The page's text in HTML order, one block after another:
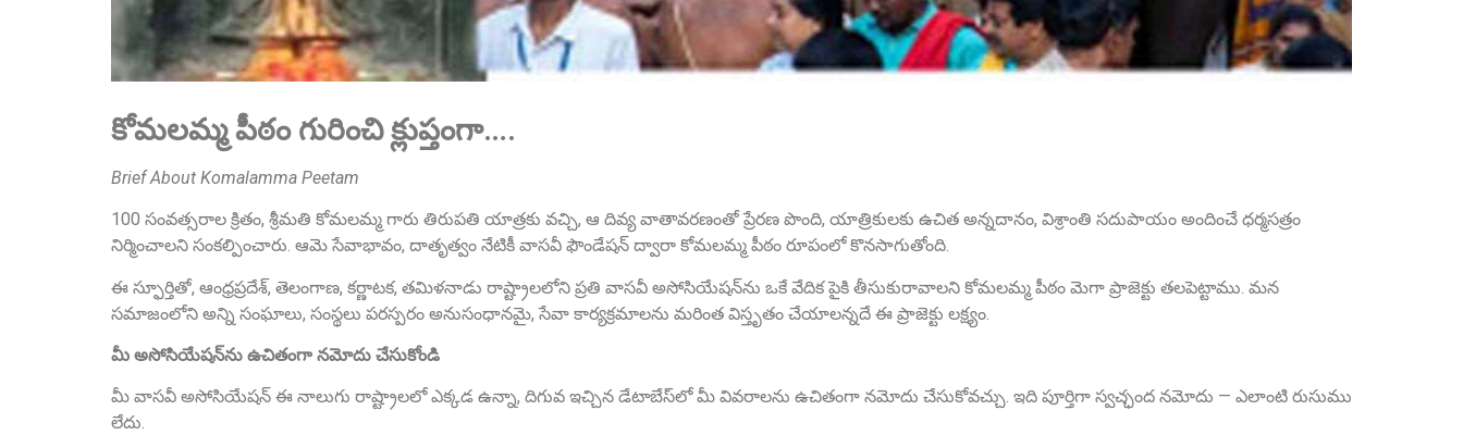
Founder Donor, USA
కోమలమ్మ పీఠం గురించి క్లుప్తంగా….
Brief About Komalamma Peetam
100 సంవత్సరాల క్రితం, శ్రీమతి కోమలమ్మ గారు తిరుపతి యాత్రకు వచ్చి, ఆ దివ్య వాతావరణంతో ప్రేరణ పొంది, యాత్రికులకు ఉచిత అన్నదానం, విశ్రాంతి సదుపాయం అందించే ధర్మసత్రం
నిర్మించాలని సంకల్పించారు. ఆమె సేవాభావం, దాతృత్వం నేటికీ వాసవీ ఫౌండేషన్ ద్వారా కోమలమ్మ పీఠం రూపంలో కొనసాగుతోంది.
ఈ స్ఫూర్తితో, ఆంధ్రప్రదేశ్, తెలంగాణ, కర్ణాటక, తమిళనాడు రాష్ట్రాలలోని ప్రతి వాసవీ అసోసియేషన్‌ను ఒకే వేదిక పైకి తీసుకురావాలని కోమలమ్మ పీఠం మెగా ప్రాజెక్టు తలపెట్టాము. మన
సమాజంలోని అన్ని సంఘాలు, సంస్థలు పరస్పరం అనుసంధానమై, సేవా కార్యక్రమాలను మరింత విస్తృతం చేయాలన్నదే ఈ ప్రాజెక్టు లక్ష్యం.
మీ అసోసియేషన్‌ను ఉచితంగా నమోదు చేసుకోండి
మీ వాసవీ అసోసియేషన్ ఈ నాలుగు రాష్ట్రాలలో ఎక్కడ ఉన్నా, దిగువ ఇచ్చిన డేటాబేస్‌లో మీ వివరాలను ఉచితంగా నమోదు చేసుకోవచ్చు. ఇది పూర్తిగా స్వచ్ఛంద నమోదు — ఎలాంటి రుసుము
లేదు.